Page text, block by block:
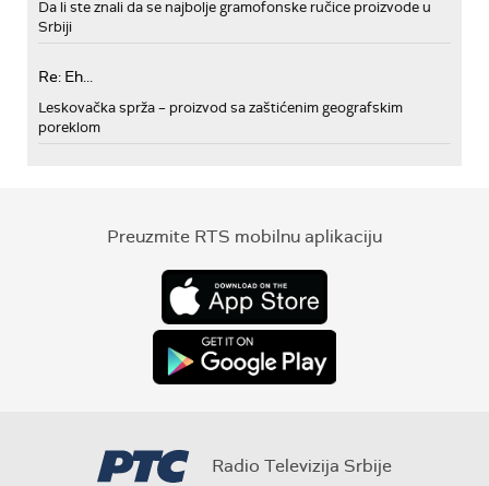
Da li ste znali da se najbolje gramofonske ručice proizvode u
Srbiji
Re: Eh...
Leskovačka sprža – proizvod sa zaštićenim geografskim
poreklom
Preuzmite RTS mobilnu aplikaciju
Radio Televizija Srbije